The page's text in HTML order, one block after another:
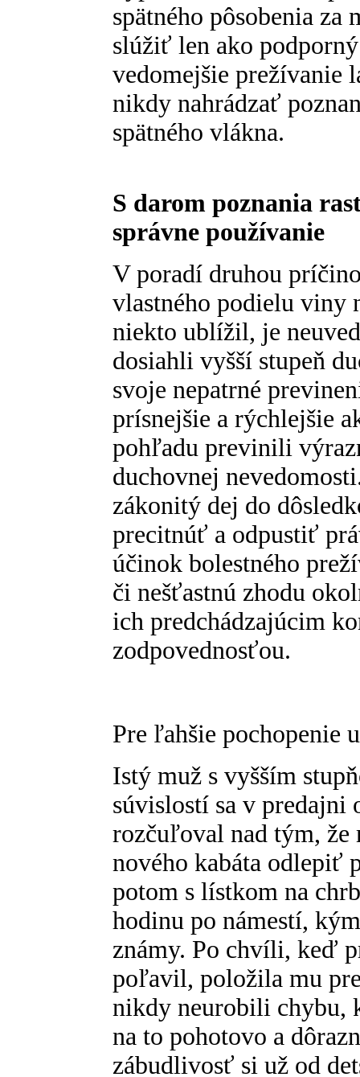
spätného pôsobenia
slúžiť len ako
vedomejšie prežívanie
nikdy nahrádzať
spätného vlákna.
S darom poznania
správne používanie
V poradí druhou
vlastného podielu viny
niekto ublížil, je
dosiahli vyšší stupeň
svoje nepatrné
prísnejšie a rýchlejšie
pohľadu previnili
duchovnej
zákonitý dej do
precitnúť a odpustiť
účinok bolestného
či nešťastnú zhodu
ich predchádzajúcim
zodpovednosťou.
Pre ľahšie pochopenie
Istý muž s vyšším
súvislostí sa v predajni
rozčuľoval nad tým, že
nového kabáta odlepiť
potom s lístkom na
hodinu po námestí,
známy. Po chvíli, keď
poľavil, položila mu
nikdy neurobili chybu,
na to pohotovo a
zábudlivosť si už od